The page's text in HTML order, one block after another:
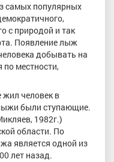
самых популярных
с природой и так
Появление лыж
добывать на
по местности,
человек в
были ступающие.
1982г.)
области. По
является одной из
лет назад.